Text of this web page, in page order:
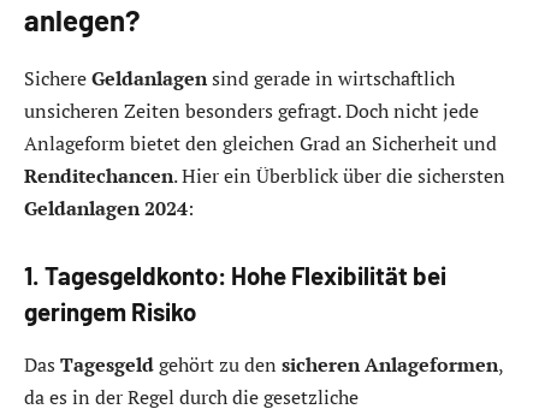
anlegen?
SichereGeldanlagensind gerade in wirtschaftlich
unsicheren Zeiten besonders gefragt. Doch nicht jede
Anlageform bietet den gleichen Grad an Sicherheit und
Renditechancen. Hier ein Überblick über die sichersten
Geldanlagen 2024:
1. Tagesgeldkonto: Hohe Flexibilität bei
geringem Risiko
Das Tagesgeldgehört zu den sicheren Anlageformen,
da es in der Regel durch die gesetzliche